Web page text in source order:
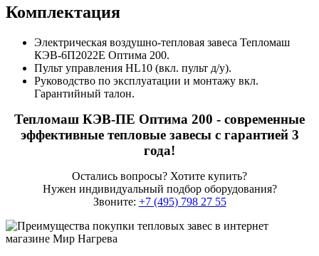
Комплектация
Электрическая воздушно-тепловая завеса Тепломаш
КЭВ-6П2022Е Оптима 200.
Пульт управления HL10 (вкл. пульт д/у).
Руководство по эксплуатации и монтажу вкл.
Гарантийный талон.
Тепломаш КЭВ-ПЕ Оптима 200 - современные
эффективные тепловые завесы с гарантией 3
года!
Остались вопросы? Хотите купить?
Нужен индивидуальный подбор оборудования?
Звоните: +7 (495) 798 27 55